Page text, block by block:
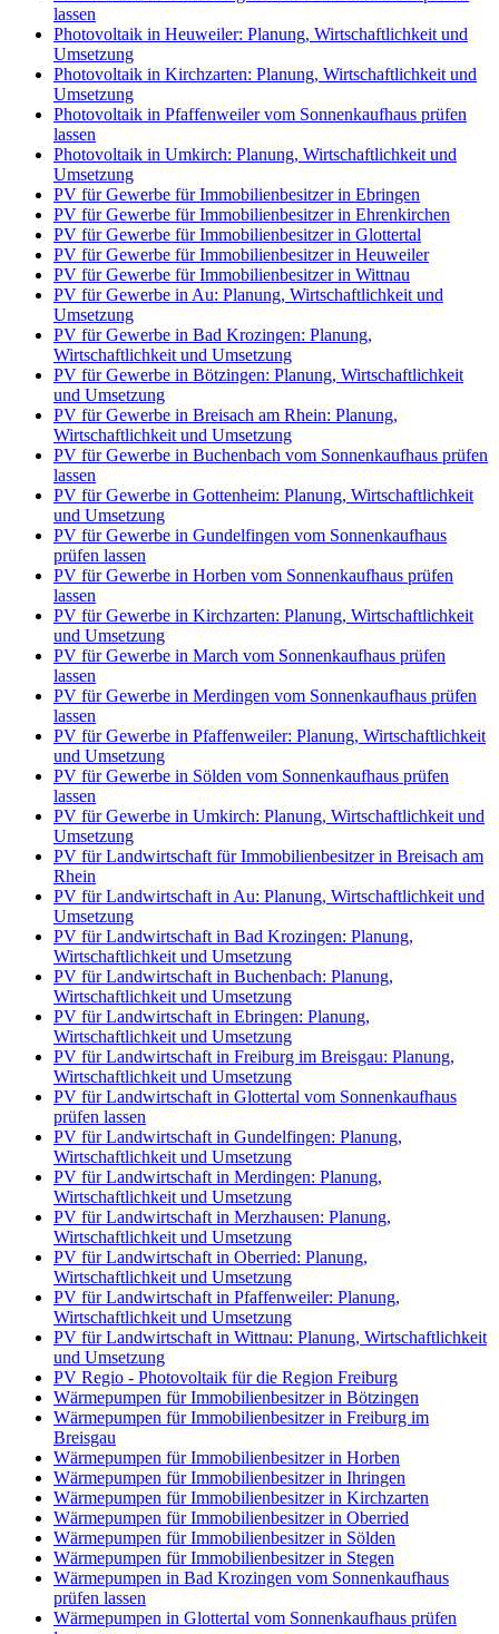
lassen
Photovoltaik in Heuweiler: Planung, Wirtschaftlichkeit und
Umsetzung
Photovoltaik in Kirchzarten: Planung, Wirtschaftlichkeit und
Umsetzung
Photovoltaik in Pfaffenweiler vom Sonnenkaufhaus prüfen
lassen
Photovoltaik in Umkirch: Planung, Wirtschaftlichkeit und
Umsetzung
PV für Gewerbe für Immobilienbesitzer in Ebringen
PV für Gewerbe für Immobilienbesitzer in Ehrenkirchen
PV für Gewerbe für Immobilienbesitzer in Glottertal
PV für Gewerbe für Immobilienbesitzer in Heuweiler
PV für Gewerbe für Immobilienbesitzer in Wittnau
PV für Gewerbe in Au: Planung, Wirtschaftlichkeit und
Umsetzung
PV für Gewerbe in Bad Krozingen: Planung,
Wirtschaftlichkeit und Umsetzung
PV für Gewerbe in Bötzingen: Planung, Wirtschaftlichkeit
und Umsetzung
PV für Gewerbe in Breisach am Rhein: Planung,
Wirtschaftlichkeit und Umsetzung
PV für Gewerbe in Buchenbach vom Sonnenkaufhaus prüfen
lassen
PV für Gewerbe in Gottenheim: Planung, Wirtschaftlichkeit
und Umsetzung
PV für Gewerbe in Gundelfingen vom Sonnenkaufhaus
prüfen lassen
PV für Gewerbe in Horben vom Sonnenkaufhaus prüfen
lassen
PV für Gewerbe in Kirchzarten: Planung, Wirtschaftlichkeit
und Umsetzung
PV für Gewerbe in March vom Sonnenkaufhaus prüfen
lassen
PV für Gewerbe in Merdingen vom Sonnenkaufhaus prüfen
lassen
PV für Gewerbe in Pfaffenweiler: Planung, Wirtschaftlichkeit
und Umsetzung
PV für Gewerbe in Sölden vom Sonnenkaufhaus prüfen
lassen
PV für Gewerbe in Umkirch: Planung, Wirtschaftlichkeit und
Umsetzung
PV für Landwirtschaft für Immobilienbesitzer in Breisach am
Rhein
PV für Landwirtschaft in Au: Planung, Wirtschaftlichkeit und
Umsetzung
PV für Landwirtschaft in Bad Krozingen: Planung,
Wirtschaftlichkeit und Umsetzung
PV für Landwirtschaft in Buchenbach: Planung,
Wirtschaftlichkeit und Umsetzung
PV für Landwirtschaft in Ebringen: Planung,
Wirtschaftlichkeit und Umsetzung
PV für Landwirtschaft in Freiburg im Breisgau: Planung,
Wirtschaftlichkeit und Umsetzung
PV für Landwirtschaft in Glottertal vom Sonnenkaufhaus
prüfen lassen
PV für Landwirtschaft in Gundelfingen: Planung,
Wirtschaftlichkeit und Umsetzung
PV für Landwirtschaft in Merdingen: Planung,
Wirtschaftlichkeit und Umsetzung
PV für Landwirtschaft in Merzhausen: Planung,
Wirtschaftlichkeit und Umsetzung
PV für Landwirtschaft in Oberried: Planung,
Wirtschaftlichkeit und Umsetzung
PV für Landwirtschaft in Pfaffenweiler: Planung,
Wirtschaftlichkeit und Umsetzung
PV für Landwirtschaft in Wittnau: Planung, Wirtschaftlichkeit
und Umsetzung
PV Regio - Photovoltaik für die Region Freiburg
Wärmepumpen für Immobilienbesitzer in Bötzingen
Wärmepumpen für Immobilienbesitzer in Freiburg im
Breisgau
Wärmepumpen für Immobilienbesitzer in Horben
Wärmepumpen für Immobilienbesitzer in Ihringen
Wärmepumpen für Immobilienbesitzer in Kirchzarten
Wärmepumpen für Immobilienbesitzer in Oberried
Wärmepumpen für Immobilienbesitzer in Sölden
Wärmepumpen für Immobilienbesitzer in Stegen
Wärmepumpen in Bad Krozingen vom Sonnenkaufhaus
prüfen lassen
Wärmepumpen in Glottertal vom Sonnenkaufhaus prüfen